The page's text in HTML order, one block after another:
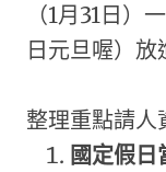
（1月31日）
日元旦喔）放
整理重點請人
國定假日